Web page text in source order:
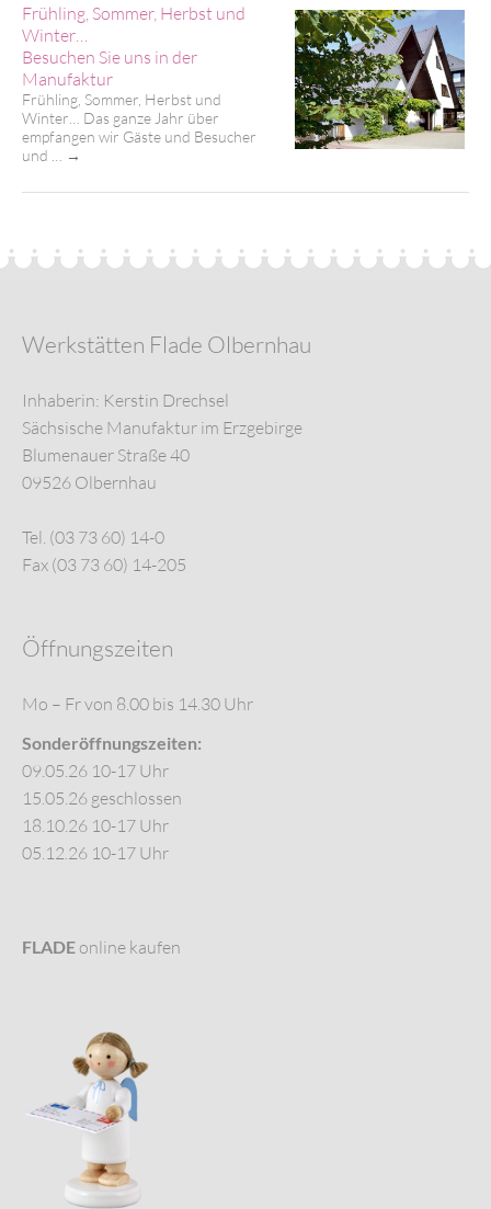
Frühling, Sommer, Herbst und
Winter…
Besuchen Sie uns in der
Manufaktur
Frühling, Sommer, Herbst und
Winter… Das ganze Jahr über
empfangen wir Gäste und Besucher
und …
→
Werkstätten Flade Olbernhau
Inhaberin: Kerstin Drechsel
Sächsische Manufaktur im Erzgebirge
Blumenauer Straße 40
09526 Olbernhau
Tel. (03 73 60) 14-0
Fax (03 73 60) 14-205
Öffnungszeiten
Mo – Fr von 8.00 bis 14.30 Uhr
Sonderöffnungszeiten:
09.05.26 10-17 Uhr
15.05.26 geschlossen
18.10.26 10-17 Uhr
05.12.26 10-17 Uhr
FLADE online kaufen